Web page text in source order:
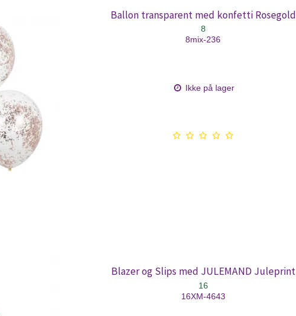
Ballon transparent med konfetti Rosegold
8
8mix-236
Ikke på lager
Blazer og Slips med JULEMAND Juleprint
16
16XM-4643